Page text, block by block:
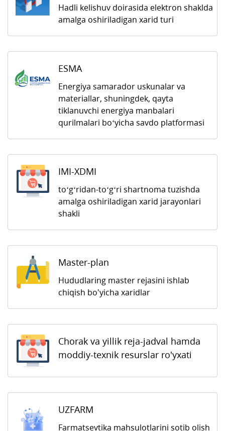
Hadli kelishuv doirasida elektron shaklda
amalga oshiriladigan xarid turi
ESMA
Energiya samarador uskunalar va
materiallar, shuningdek, qayta
tiklanuvchi energiya manbalari
qurilmalari bo‘yicha savdo platformasi
IMI-XDMI
to‘g‘ridan-to‘g‘ri shartnoma tuzishda
amalga oshiriladigan xarid jarayonlari
shakli
Master-plan
Hududlaring master rejasini ishlab
chiqish bo'yicha xaridlar
Chorak va yillik reja-jadval hamda
moddiy-texnik resurslar ro'yxati
UZFARM
Farmatsevtika mahsulotlarini sotib olish